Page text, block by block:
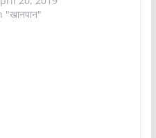
"खानपान"